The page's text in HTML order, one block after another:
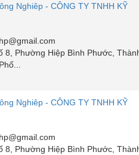
Nghiêp - CÔNG TY TNHH KỸ
8, Phường Hiệp Bình Phước,
Nghiêp - CÔNG TY TNHH KỸ
8, Phường Hiệp Bình Phước,